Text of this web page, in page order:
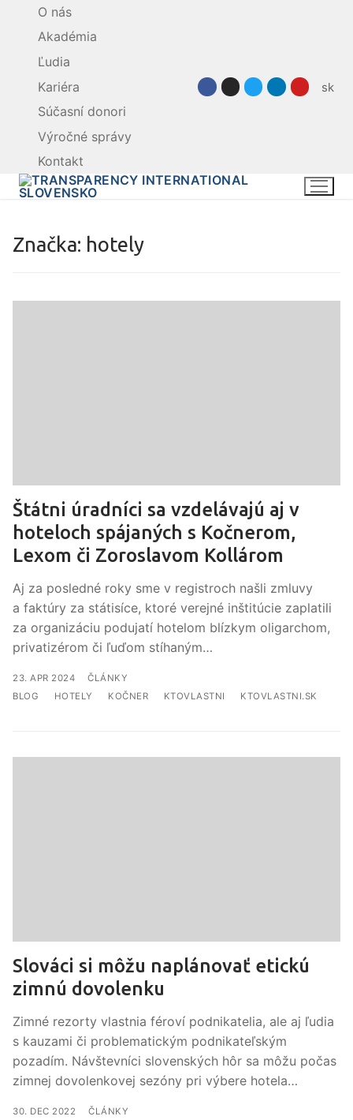
PreskočiťO nás
Akadémia
Ľudia
Kariéra
Súčasní donori
Výročné správy
Kontakt
sk
Značka: hotely
Štátni úradníci sa vzdelávajú aj v
hoteloch spájaných s Kočnerom,
Lexom či Zoroslavom Kollárom
Aj za posledné roky sme v registroch našli zmluvy
a faktúry za státisíce, ktoré verejné inštitúcie zaplatili
za organizáciu podujatí hotelom blízkym oligarchom,
privatizérom či ľuďom stíhaným…
ČLÁNKY
BLOG
HOTELY KOČNER KTOVLASTNI KTOVLASTNI.SK
Slováci si môžu naplánovať etickú
zimnú dovolenku
Zimné rezorty vlastnia féroví podnikatelia, ale aj ľudia
s kauzami či problematickým podnikateľským
pozadím. Návštevníci slovenských hôr sa môžu počas
zimnej dovolenkovej sezóny pri výbere hotela…
ČLÁNKY